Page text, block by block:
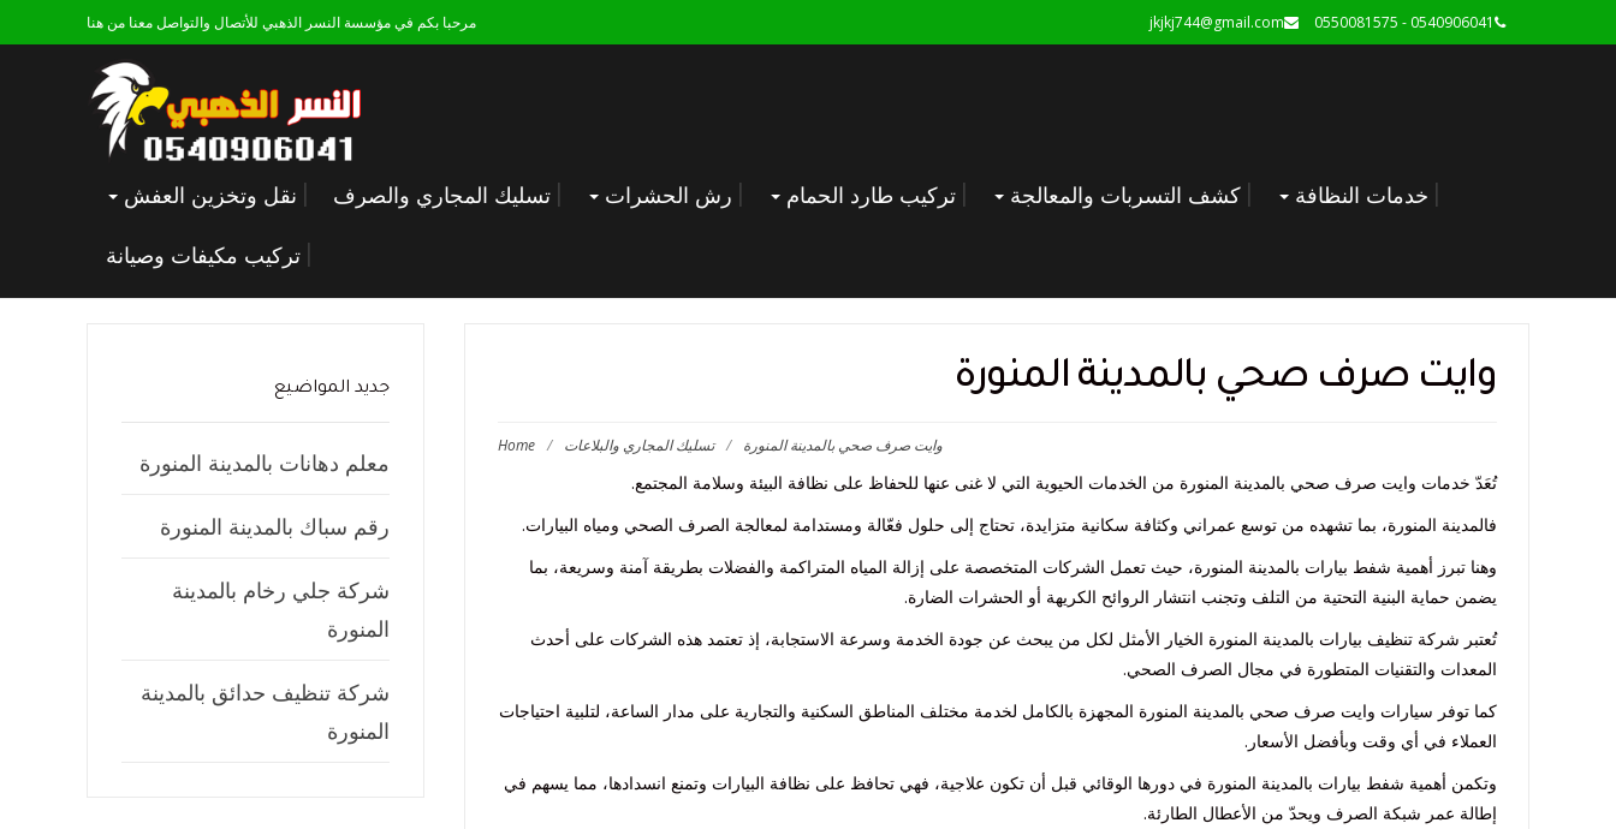
مرحبا بكم في مؤسسة النسر الذهبي للأتصال والتواصل معنا من هنا 0540906041 - 0550081575
jkjkj744@gmail.com
نقل وتخزين العفش تسليك المجاري والصرف رش الحشرات تركيب طارد الحمام كشف التسربات والمعالجة خدمات النظافة
تركيب مكيفات وصيانة
وايت صرف صحي بالمدينة المنورة
Home / تسليك المجاري والبلاعات / وايت صرف صحي بالمدينة المنورة
تُعَدّ خدمات وايت صرف صحي بالمدينة المنورة من الخدمات الحيوية التي لا غنى عنها للحفاظ على نظافة البيئة وسلامة المجتمع.
فالمدينة المنورة، بما تشهده من توسع عمراني وكثافة سكانية متزايدة، تحتاج إلى حلول فعّالة ومستدامة لمعالجة الصرف الصحي ومياه البيارات.
وهنا تبرز أهمية شفط بيارات بالمدينة المنورة، حيث تعمل الشركات المتخصصة على إزالة المياه المتراكمة والفضلات بطريقة آمنة وسريعة، بما
يضمن حماية البنية التحتية من التلف وتجنب انتشار الروائح الكريهة أو الحشرات الضارة.
تُعتبر شركة تنظيف بيارات بالمدينة المنورة الخيار الأمثل لكل من يبحث عن جودة الخدمة وسرعة الاستجابة، إذ تعتمد هذه الشركات على أحدث
المعدات والتقنيات المتطورة في مجال الصرف الصحي.
كما توفر سيارات وايت صرف صحي بالمدينة المنورة المجهزة بالكامل لخدمة مختلف المناطق السكنية والتجارية على مدار الساعة، لتلبية احتياجات
العملاء في أي وقت وبأفضل الأسعار.
وتكمن أهمية شفط بيارات بالمدينة المنورة في دورها الوقائي قبل أن تكون علاجية، فهي تحافظ على نظافة البيارات وتمنع انسدادها، مما يسهم في
إطالة عمر شبكة الصرف ويحدّ من الأعطال الطارئة.
جديد المواضيع
معلم دهانات بالمدينة المنورة
رقم سباك بالمدينة المنورة
شركة جلي رخام بالمدينة
المنورة
شركة تنظيف حدائق بالمدينة
المنورة